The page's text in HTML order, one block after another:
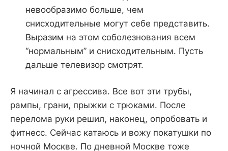
невообразимо больше, чем
снисходительные могут себе представить.
Выразим на этом соболезнования всем
“нормальным” и снисходительным. Пусть
дальше телевизор смотрят.
Я начинал с агрессива. Все вот эти трубы,
рампы, грани, прыжки с трюками. После
перелома руки решил, наконец, опробовать и
фитнесс. Сейчас катаюсь и вожу покатушки по
ночной Москве. По дневной Москве тоже